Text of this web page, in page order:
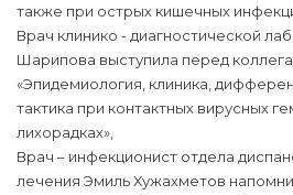
также при острых кишечных
Врач клинико - диагностической
Шарипова выступила перед
«Эпидемиология, клиника,
тактика при контактных вирусных
лихорадках»,
Врач – инфекционист отдела
лечения Эмиль Хужахметов